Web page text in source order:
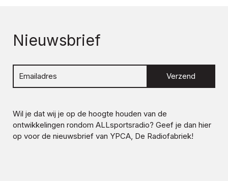
Nieuwsbrief
Verzend
Wil je dat wij je op de hoogte houden van de
ontwikkelingen rondom ALLsportsradio? Geef je dan hier
op voor de nieuwsbrief van YPCA, De Radiofabriek!